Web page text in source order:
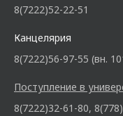
8(7222)52-22-51
Канцелярия
8(7222)56-97-55 (вн.
Поступление в
8(7222)32-61-80,